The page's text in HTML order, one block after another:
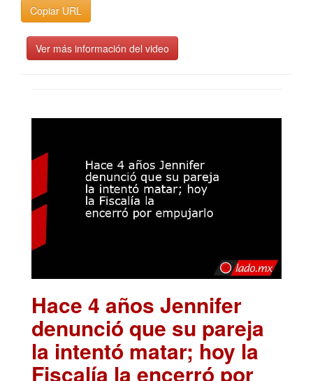
Copiar URL
Ver más información del video
Hace 4 años Jennifer
denunció que su pareja
la intentó matar; hoy la
Fiscalía la encerró por